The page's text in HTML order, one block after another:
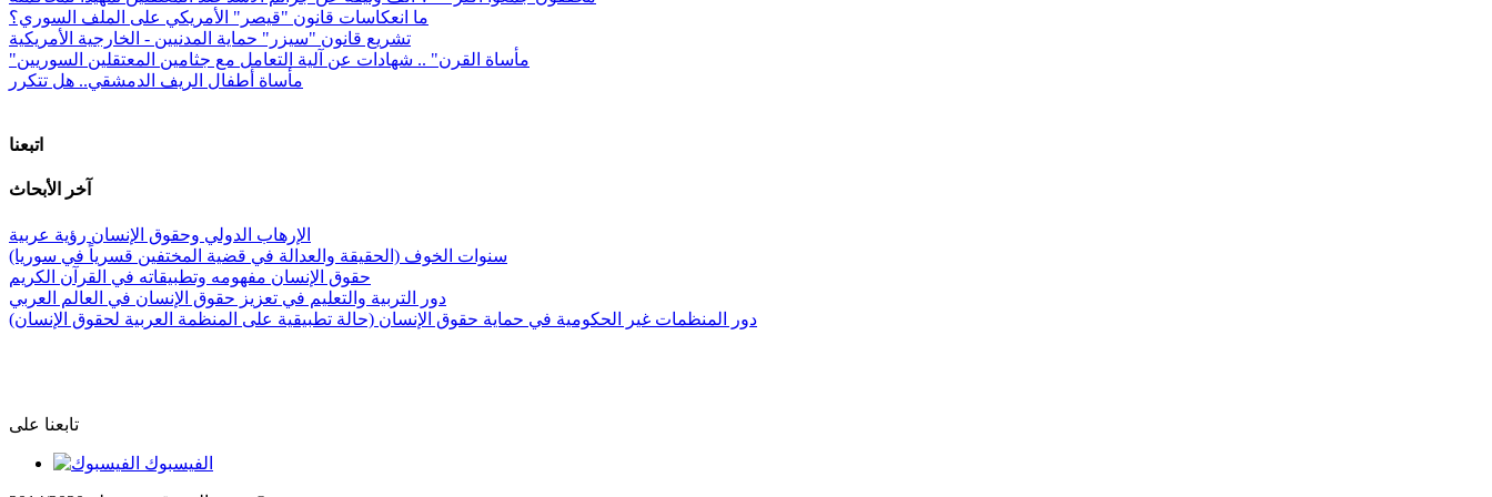
ما انعكاسات قانون "قيصر" الأمريكي على الملف السوري؟
تشريع قانون "سيزر" حماية المدنيين - الخارجية الأمريكية
"مأساة القرن" .. شهادات عن آلية التعامل مع جثامين المعتقلين السوريين
مأساة أطفال الريف الدمشقي.. هل تتكرر
اتبعنا
آخر الأبحاث
الإرهاب الدولي وحقوق الإنسان رؤية عربية
سنوات الخوف (الحقيقة والعدالة في قضية المختفين قسرياً في سوريا)
حقوق الإنسان مفهومه وتطبيقاته في القرآن الكريم
دور التربية والتعليم في تعزيز حقوق الإنسان في العالم العربي
دور المنظمات غير الحكومية في حماية حقوق الإنسان (حالة تطبيقية على المنظمة العربية لحقوق الإنسان)
تابعنا على
الفيسبوك